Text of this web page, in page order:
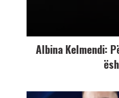
Albina Kelmendi: